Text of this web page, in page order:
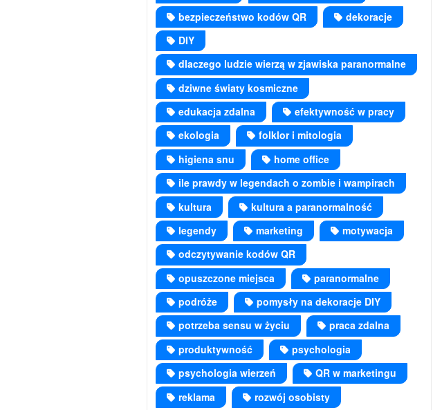
bezpieczeństwo kodów QR
dekoracje
DIY
dlaczego ludzie wierzą w zjawiska paranormalne
dziwne światy kosmiczne
edukacja zdalna
efektywność w pracy
ekologia
folklor i mitologia
higiena snu
home office
ile prawdy w legendach o zombie i wampirach
kultura
kultura a paranormalność
legendy
marketing
motywacja
odczytywanie kodów QR
opuszczone miejsca
paranormalne
podróże
pomysły na dekoracje DIY
potrzeba sensu w życiu
praca zdalna
produktywność
psychologia
psychologia wierzeń
QR w marketingu
reklama
rozwój osobisty